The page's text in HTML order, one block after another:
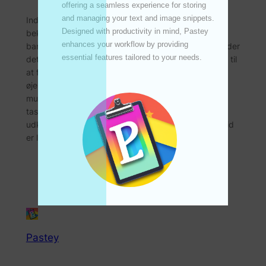
UPDATE
Inden for digital effektivitet er hastighed og
bekvemmelighed altafgørende. Pastey, et
banebrydende klippebordsstyringsværktøj, genkender
dette behov og tilbyder en funktion, der er designet til
at forbedre din arbejdsgang: Hurtigtaster med
øjeblikkelig adgang. Denne funktion giver dig
mulighed for at oprette brugerdefinerbare
tastaturgenveje til hurtig applikationsstart og
udklipsholderadgang, hvilket sikrer, at kontrollen altid
er lige ved…
Pastey
offering a seamless experience for storing
and managing your text and image snippets.
Designed with productivity in mind, Pastey
enhances your workflow by providing
essential features tailored to your needs.